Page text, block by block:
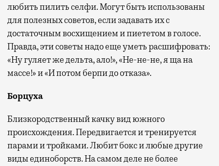
любить пилить селфи. Могут быть использованы
для полезных советов, если задавать их с
достаточным восхищением и пиететом в голосе.
Правда, эти советы надо еще уметь расшифровать:
«Ну гуляет же дельта, ало!», «Не-не-не, я ща на
массе!» и «И потом берпи до отказа».
Борцуха
Близкородственный качку вид южного
происхождения. Передвигается и тренируется
парами и тройками. Любит бокс и любые другие
виды единоборств. На самом деле не более